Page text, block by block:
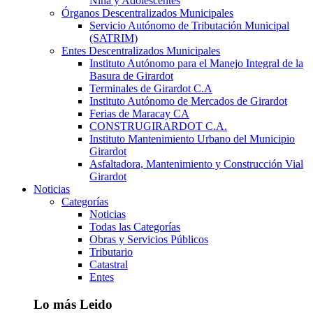
Órganos Descentralizados Municipales
Servicio Autónomo de Tributación Municipal
(SATRIM)
Entes Descentralizados Municipales
Instituto Autónomo para el Manejo Integral de la
Basura de Girardot
Terminales de Girardot C.A
Instituto Autónomo de Mercados de Girardot
Ferias de Maracay CA
CONSTRUGIRARDOT C.A.
Instituto Mantenimiento Urbano del Municipio
Girardot
Asfaltadora, Mantenimiento y Construcción Vial
Girardot
Noticias
Categorías
Noticias
Todas las Categorías
Obras y Servicios Públicos
Tributario
Catastral
Entes
Lo más Leido